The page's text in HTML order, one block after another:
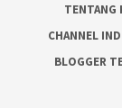
TENTANG
CHANNEL
BLOGGER